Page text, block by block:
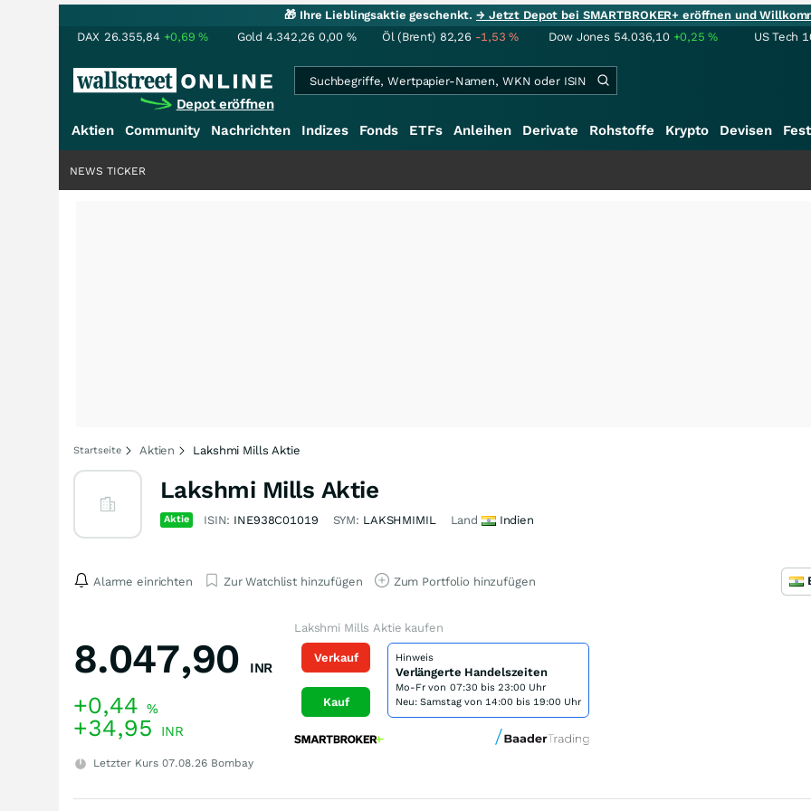
🎁 Ihre Lieblingsaktie geschenkt.→ Jetzt Depot bei SMARTBROKER+ eröffnen und
DAX 26.355,84 +0,69% Gold 4.342,26 0,00 % Öl (Brent) 82,26 -1,53% Dow Jones 54.036,10 +0,25% US Tech
Depot eröffnen
Aktien Community Nachrichten Indizes Fonds ETFs Anleihen Derivate Rohstoffe Krypto Devisen
NEWS TICKER
Startseite Aktien Lakshmi Mills Aktie
Lakshmi Mills Aktie
Aktie ISIN: INE938C01019 SYM: LAKSHMIMIL Land Indien
Alarme einrichten Zur Watchlist hinzufügen Zum Portfolio hinzufügen
8.047,90 INR
+0,44 %
+34,95 INR
Letzter Kurs 07.08.26 Bombay
Lakshmi Mills Aktie kaufen
Verkauf
Kauf
Hinweis
Verlängerte Handelszeiten
Mo-Fr von 07:30 bis 23:00 Uhr
Neu: Samstag von 14:00 bis 19:00 Uhr